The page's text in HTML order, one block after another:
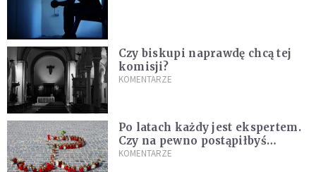
Czy biskupi naprawdę chcą tej
komisji?
KOMENTARZE
Po latach każdy jest ekspertem.
Czy na pewno postąpiłbyś
inaczej?
KOMENTARZE